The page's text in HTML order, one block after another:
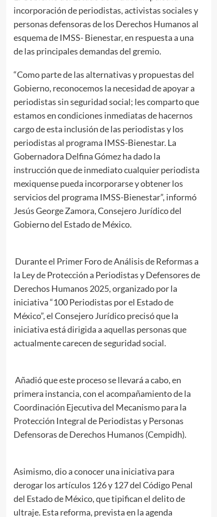
incorporación de periodistas, activistas sociales y
personas defensoras de los Derechos Humanos al
esquema de IMSS- Bienestar, en respuesta a una
de las principales demandas del gremio.
“Como parte de las alternativas y propuestas del
Gobierno, reconocemos la necesidad de apoyar a
periodistas sin seguridad social; les comparto que
estamos en condiciones inmediatas de hacernos
cargo de esta inclusión de las periodistas y los
periodistas al programa IMSS-Bienestar. La
Gobernadora Delfina Gómez ha dado la
instrucción que de inmediato cualquier periodista
mexiquense pueda incorporarse y obtener los
servicios del programa IMSS-Bienestar”, informó
Jesús George Zamora, Consejero Jurídico del
Gobierno del Estado de México.
Durante el Primer Foro de Análisis de Reformas a
la Ley de Protección a Periodistas y Defensores de
Derechos Humanos 2025, organizado por la
iniciativa “100 Periodistas por el Estado de
México”, el Consejero Jurídico precisó que la
iniciativa está dirigida a aquellas personas que
actualmente carecen de seguridad social.
Añadió que este proceso se llevará a cabo, en
primera instancia, con el acompañamiento de la
Coordinación Ejecutiva del Mecanismo para la
Protección Integral de Periodistas y Personas
Defensoras de Derechos Humanos (Cempidh).
Asimismo, dio a conocer una iniciativa para
derogar los artículos 126 y 127 del Código Penal
del Estado de México, que tipifican el delito de
ultraje. Esta reforma, prevista en la agenda